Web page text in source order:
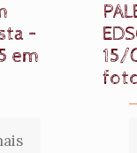
–
em
15/